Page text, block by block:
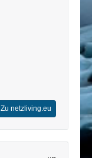
Zu netzliving.eu